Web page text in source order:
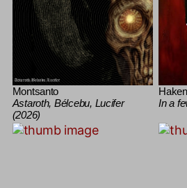
Montsanto
Astaroth, Bélcebu, Lucifer
(2026)
Haken
In a